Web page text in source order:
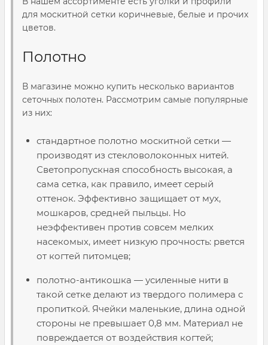
для москитной сетки коричневые, белые и прочих
цветов.
Полотно
В магазине можно купить несколько вариантов
сеточных полотен. Рассмотрим самые популярные
из них:
стандартное полотно москитной сетки —
производят из стекловолоконных нитей.
Светопропускная способность высокая, а
сама сетка, как правило, имеет серый
оттенок. Эффективно защищает от мух,
мошкаров, средней пыльцы. Но
неэффективен против совсем мелких
насекомых, имеет низкую прочность: рвется
от когтей питомцев;
полотно-антикошка — усиленные нити в
такой сетке делают из твердого полимера с
пропиткой. Ячейки маленькие, длина одной
стороны не превышает 0,8 мм. Материал не
повреждается от воздействия когтей;